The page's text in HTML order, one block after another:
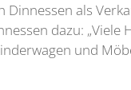
Dinnessen als
dazu:
und